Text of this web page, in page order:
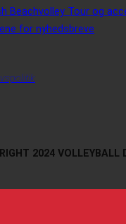
Beachvolley Tour og
for nyhedsbreve
2024 VOLLEYBALL